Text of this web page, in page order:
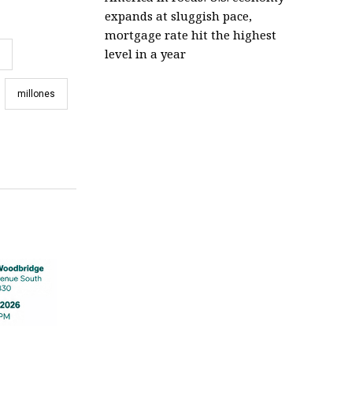
millones
expands at sluggish pace,
mortgage rate hit the highest
level in a year